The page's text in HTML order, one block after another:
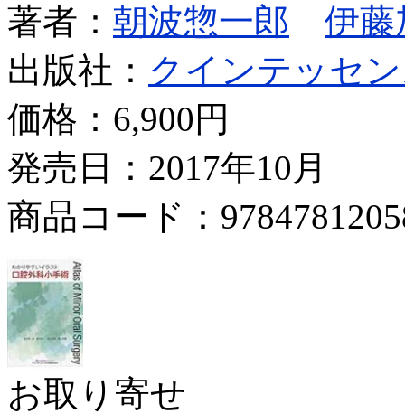
著者： 朝波惣一郎
伊藤
出版社： クインテッセ
価格： 6,900円
発売日：2017年10月
商品コード：
お取り寄せ